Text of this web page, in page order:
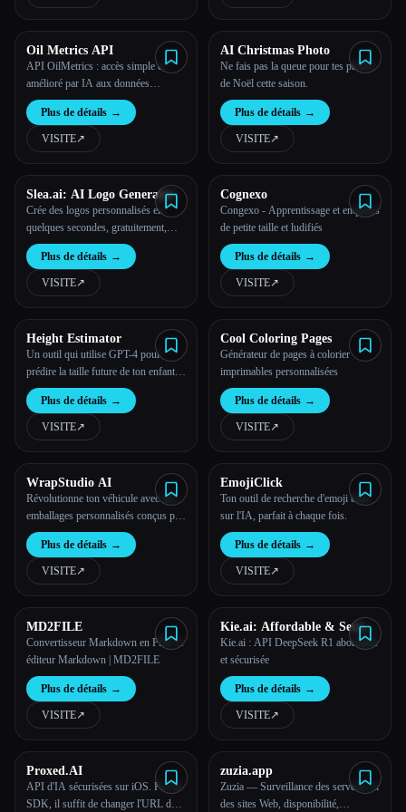
Oil Metrics API
API OilMetrics : accès simple et
amélioré par IA aux données
historiques et en temps réel sur les
cours du pétrole.
Plus de détails →
VISITE↗︎
AI Christmas Photo
Ne fais pas la queue pour tes photos
de Noël cette saison.
Plus de détails →
VISITE↗︎
Slea.ai: AI Logo Generator
Crée des logos personnalisés en
quelques secondes, gratuitement,
rapidement et de manière
professionnelle.
Plus de détails →
VISITE↗︎
Cognexo
Congexo - Apprentissage et enquêtes
de petite taille et ludifiés
Plus de détails →
VISITE↗︎
Height Estimator
Un outil qui utilise GPT-4 pour
prédire la taille future de ton enfant à
l'âge adulte et qui analyse les images
pour estimer sa taille.
Plus de détails →
VISITE↗︎
Cool Coloring Pages
Générateur de pages à colorier
imprimables personnalisées
Plus de détails →
VISITE↗︎
WrapStudio AI
Révolutionne ton véhicule avec des
emballages personnalisés conçus par
l'IA
Plus de détails →
VISITE↗︎
EmojiClick
Ton outil de recherche d'emoji basé
sur l'IA, parfait à chaque fois.
Plus de détails →
VISITE↗︎
MD2FILE
Convertisseur Markdown en PDF et
éditeur Markdown | MD2FILE
Plus de détails →
VISITE↗︎
Kie.ai: Affordable & Secure
DeepSeek R1 API
Kie.ai : API DeepSeek R1 abordable
et sécurisée
Plus de détails →
VISITE↗︎
Proxed.AI
API d'IA sécurisées sur iOS. Pas de
SDK, il suffit de changer l'URL de
zuzia.app
Zuzia — Surveillance des serveurs et
des sites Web, disponibilité,